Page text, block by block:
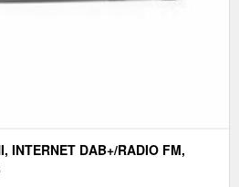
INTERNET DAB+/RADIO FM,